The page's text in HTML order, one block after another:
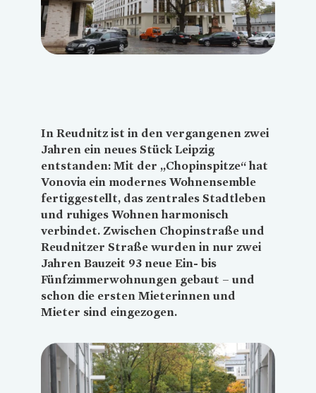
In Reudnitz ist in den vergangenen zwei
Jahren ein neues Stück Leipzig
entstanden: Mit der „Chopinspitze“ hat
Vonovia ein modernes Wohnensemble
fertiggestellt, das zentrales Stadtleben
und ruhiges Wohnen harmonisch
verbindet. Zwischen Chopinstraße und
Reudnitzer Straße wurden in nur zwei
Jahren Bauzeit 93 neue Ein- bis
Fünfzimmerwohnungen gebaut – und
schon die ersten Mieterinnen und
Mieter sind eingezogen.